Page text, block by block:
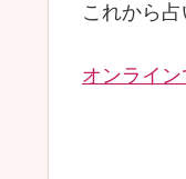
これから
オンライ